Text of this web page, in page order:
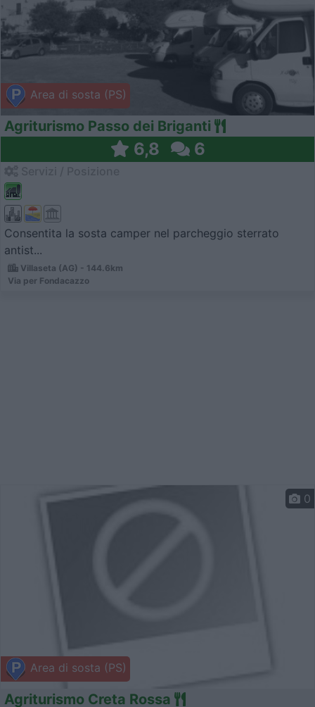
Area di sosta (PS)
Agriturismo Passo dei Briganti
6,8 6
Consentita la sosta camper nel parcheggio sterrato
antist...
Villaseta (AG) - 144.6km
Via per Fondacazzo
Area di sosta (PS)
0
Agriturismo Creta Rossa